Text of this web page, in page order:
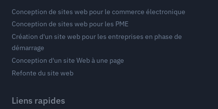
Conception de sites web pour le commerce électronique
Conception de sites web pour les PME
Création d'un site web pour les entreprises en phase de
démarrage
Conception d'un site Web à une page
Refonte du site web
Liens rapides